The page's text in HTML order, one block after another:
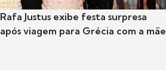
Rafa Justus exibe festa surpresa
após viagem para Grécia com a mãe